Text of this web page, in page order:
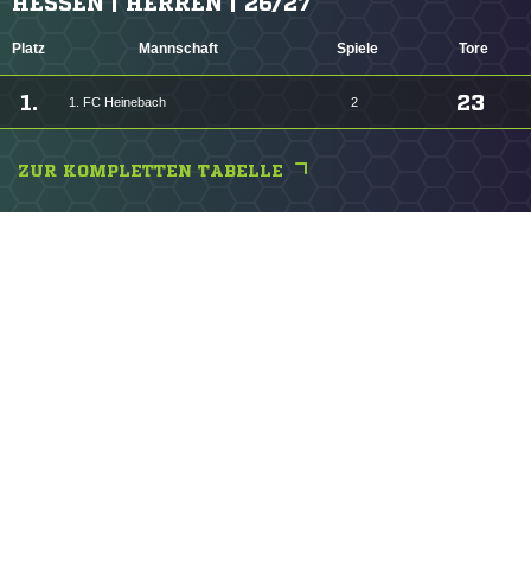
Platz Mannschaft Spiele Tore
1. 1. FC Heinebach 2 23
ZUR KOMPLETTEN TABELLE